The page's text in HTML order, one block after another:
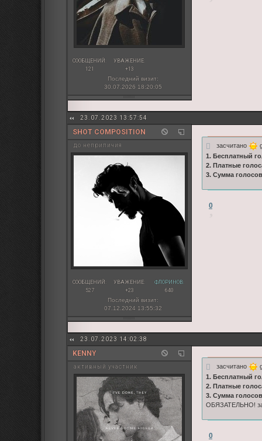
СООБЩЕНИЙ:
121
УВАЖЕНИЕ:
+13
Последний визит:
30.07.2026 18:20:05
23.07.2023 13:57:54
SHOT COMPOSITION
до неприличия
СООБЩЕНИЙ:
527
УВАЖЕНИЕ:
+23
ФЛОРИНОВ:
640
Последний визит:
07.12.2024 13:55:32
засчитано
1. Бесплатный
2. Платные
3. Сумма
0
23.07.2023 14:02:38
KENNY
активный участник засчитано
1. Бесплатный
2. Платные
3. Сумма
ОБЯЗАТЕЛЬНО!
0